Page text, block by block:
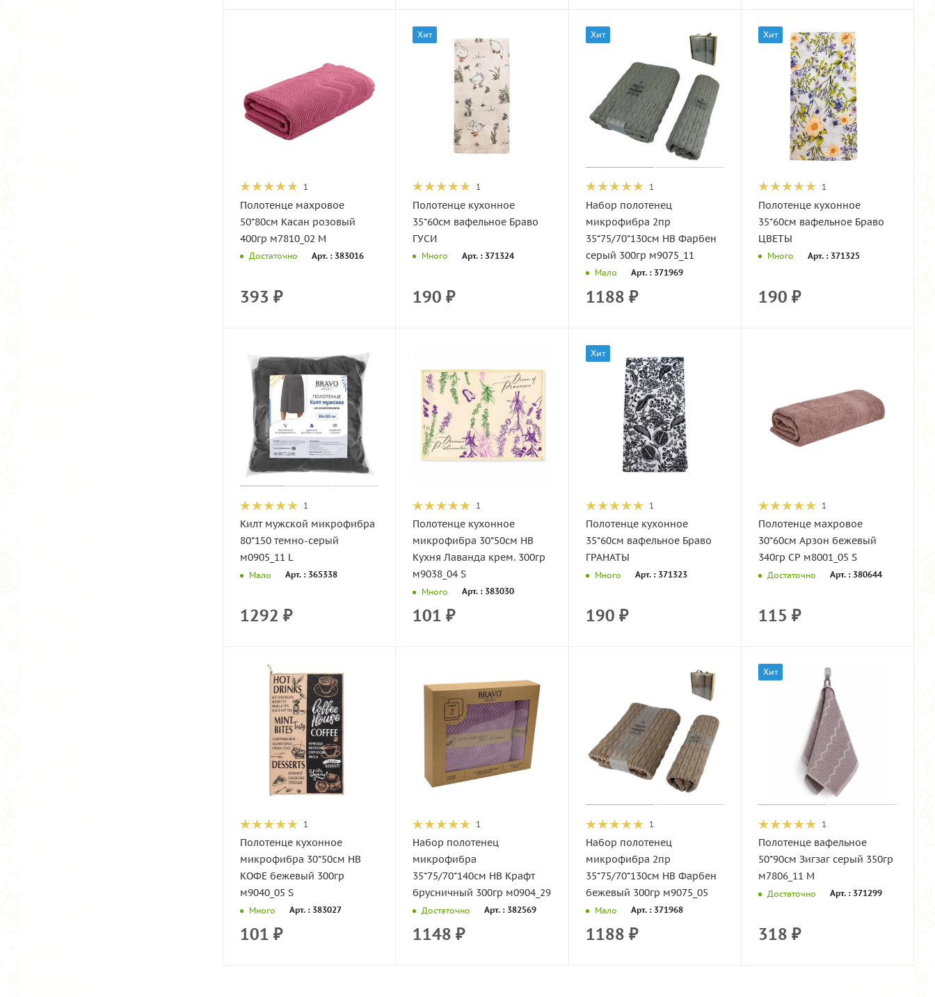
1
Полотенце махровое
50*80см Касан розовый
400гр м7810_02 M
Достаточно Арт. : 383016
393 ₽
Хит
1
Полотенце кухонное
35*60см вафельное Браво
ГУСИ
Много Арт. : 371324
190 ₽
Хит
1
Набор полотенец
микрофибра 2пр
35*75/70*130см НВ Фарбен
серый 300гр м9075_11
Мало Арт. : 371969
1188 ₽
Хит
1
Полотенце кухонное
35*60см вафельное Браво
ЦВЕТЫ
Много Арт. : 371325
190 ₽
1
Килт мужской микрофибра
80*150 темно-серый
м0905_11 L
Мало Арт. : 365338
1292 ₽
1
Полотенце кухонное
микрофибра 30*50см НВ
Кухня Лаванда крем. 300гр
м9038_04 S
Много Арт. : 383030
101 ₽
Хит
1
Полотенце кухонное
35*60см вафельное Браво
ГРАНАТЫ
Много Арт. : 371323
190 ₽
1
Полотенце махровое
30*60см Арзон бежевый
340гр СР м8001_05 S
Достаточно Арт. : 380644
115 ₽
1
Полотенце кухонное
микрофибра 30*50см НВ
КОФЕ бежевый 300гр
м9040_05 S
Много Арт. : 383027
101 ₽
1
Набор полотенец
микрофибра
35*75/70*140см НВ Крафт
брусничный 300гр м0904_29
Достаточно Арт. : 382569
1148 ₽
1
Набор полотенец
микрофибра 2пр
35*75/70*130см НВ Фарбен
бежевый 300гр м9075_05
Мало Арт. : 371968
1188 ₽
Хит
1
Полотенце вафельное
50*90см Зигзаг серый 350гр
м7806_11 M
Достаточно Арт. : 371299
318 ₽